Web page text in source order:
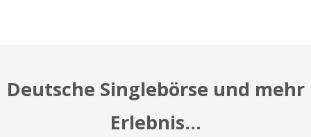
Deutsche Singlebörse und mehr
Erlebnis...